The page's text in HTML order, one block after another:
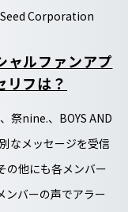
Corporation
ャルファンアプ
リフは？
祭nine.、BOYS AND
なメッセージを受信
の他にも各メンバー
ンバーの声でアラー